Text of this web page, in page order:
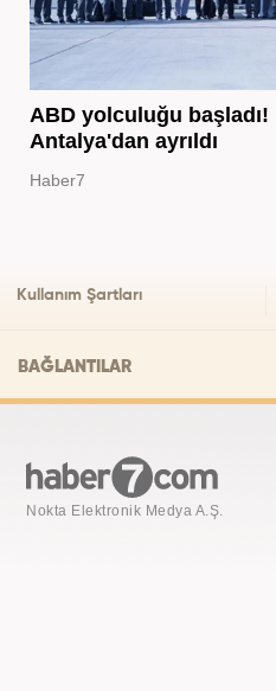
ABD yolculuğu başladı!
Antalya'dan ayrıldı
Haber7
Kullanım Şartları
BAĞLANTILAR
Nokta Elektronik Medya A.Ş.